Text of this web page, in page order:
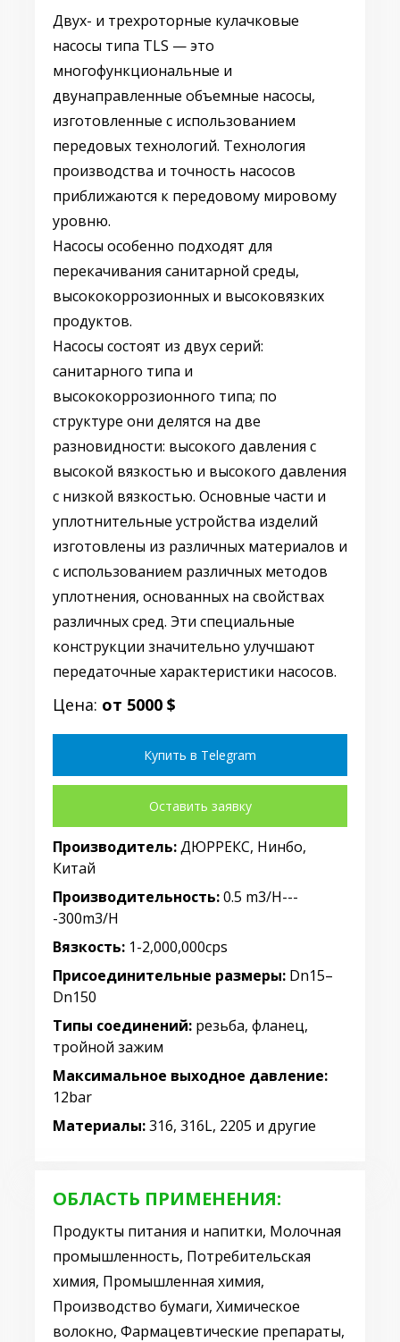
Двух- и трехроторные кулачковые
насосы типа TLS — это
многофункциональные и
двунаправленные объемные насосы,
изготовленные с использованием
передовых технологий. Технология
производства и точность насосов
приближаются к передовому мировому
уровню.
Насосы особенно подходят для
перекачивания санитарной среды,
высококоррозионных и высоковязких
продуктов.
Насосы состоят из двух серий:
санитарного типа и
высококоррозионного типа; по
структуре они делятся на две
разновидности: высокого давления с
высокой вязкостью и высокого давления
с низкой вязкостью. Основные части и
уплотнительные устройства изделий
изготовлены из различных материалов и
с использованием различных методов
уплотнения, основанных на свойствах
различных сред. Эти специальные
конструкции значительно улучшают
передаточные характеристики насосов.
Цена: от 5000 $
Купить в Telegram
Оставить заявку
Производитель:ДЮРРЕКС, Нинбо,
Китай
Производительность:0.5 m3/H---
-300m3/H
Вязкость: 1-2,000,000cps
Присоединительные размеры: Dn15–
Dn150
Типы соединений: резьба, фланец,
тройной зажим
Максимальное выходное давление:
12bar
Материалы:316, 316L, 2205 и другие
ОБЛАСТЬ ПРИМЕНЕНИЯ:
Продукты питания и напитки, Молочная
промышленность, Потребительская
химия, Промышленная химия,
Производство бумаги, Химическое
волокно, Фармацевтические препараты,